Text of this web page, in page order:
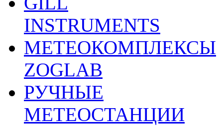
INSTRUMENTS
МЕТЕОКОМПЛЕКСЫ
ZOGLAB
РУЧНЫЕ
МЕТЕОСТАНЦИИ